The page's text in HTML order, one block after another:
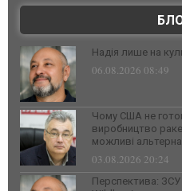
Надія лише на
06.08.2026 08:49
Чому США не
виробництво
можливі
03.08.2026 20:24
Перспектива: ЗСУ